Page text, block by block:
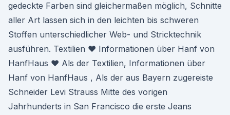
gedeckte Farben sind gleichermaßen möglich, Schnitte
aller Art lassen sich in den leichten bis schweren
Stoffen unterschiedlicher Web- und Stricktechnik
ausführen. Textilien ♥ Informationen über Hanf von
HanfHaus ♥ Als der Textilien, Informationen über
Hanf von HanfHaus , Als der aus Bayern zugereiste
Schneider Levi Strauss Mitte des vorigen
Jahrhunderts in San Francisco die erste Jeans